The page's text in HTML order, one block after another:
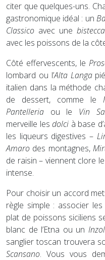
citer que quelques-uns.
gastronomique idéal : un
Classico avec une
avec les poissons de la
Côté effervescents, le
lombard ou l’Alta Langa
italien dans la méthode
de dessert, comme le
Pantelleria ou le Vin
merveille lesdolci à base
les liqueurs digestives –
Amaro des montagnes,
de raisin – viennent clore
intense.
Pour choisir un accord
règle simple : associer
plat de poissons siciliens
blanc de l’Etna ou un
sanglier toscan trouvera
Scansano. Vous vous